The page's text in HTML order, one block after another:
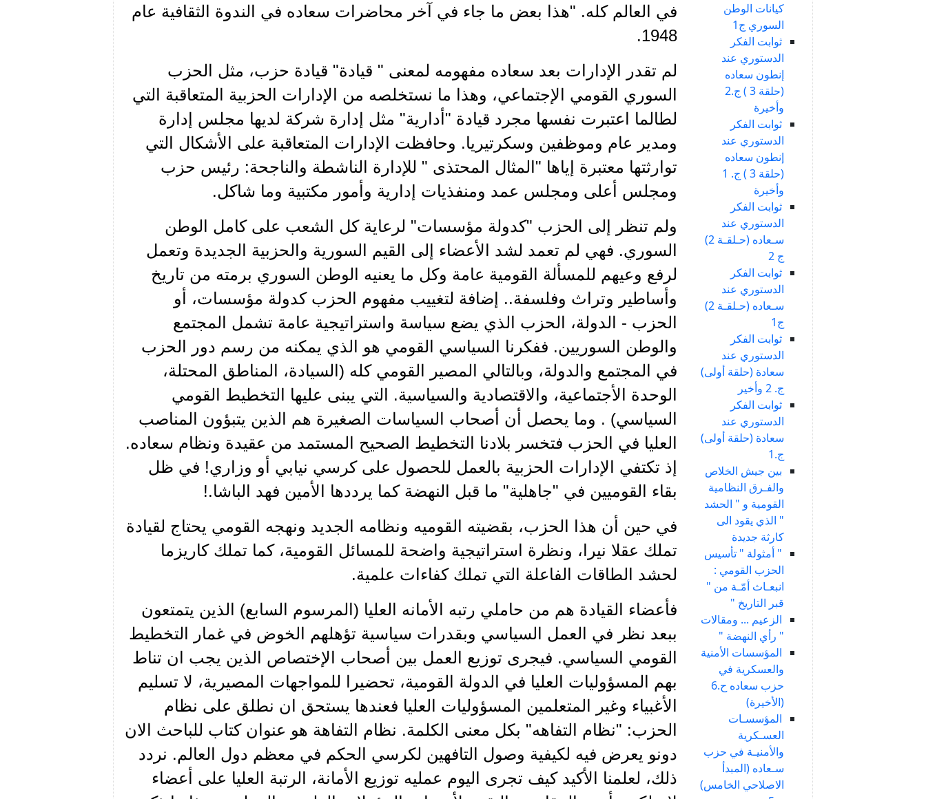
كيانات الوطن
السوري ج1
ثوابت الفكر
الدستوري عند
إنطون سعاده
(حلقة 3 ) ج.2
وأخيرة
ثوابت الفكر
الدستوري عند
إنطون سعاده
(حلقة 3 ) ج. 1
وأخيرة
ثوابت الفكر
الدستوري عند
سـعاده (حـلقـة 2)
ج 2
ثوابت الفكر
الدستوري عند
سـعاده (حـلقـة 2)
ج1
ثوابت الفكر
الدستوري عند
سعادة (حلقة أولى)
ج. 2 وأخير
ثوابت الفكر
الدستوري عند
سعادة (حلقة أولى)
ج.1
بين جيش الخلاص
والفـرق النظامية
القومية و " الحشد
" الذي يقود الى
كارثة جديدة
" أمثولة " تأسيس
الحزب القومي :
انبعـاث أمّـة من "
قبر التاريخ "
الزعيم ... ومقالات
" رأي النهضة "
المؤسسات الأمنية
والعسكرية في
حزب سعاده ح.6
(الأخيرة)
المؤسسـات
العسـكرية
والأمنيـة في حزب
سـعاده (المبدأ
الاصلاحي الخامس)
في العالم كله. "هذا بعض ما جاء في آخر محاضرات سعاده في الندوة الثقافية عام
1948.
لم تقدر الإدارات بعد سعاده مفهومه لمعنى " قيادة" قيادة حزب، مثل الحزب
السوري القومي الإجتماعي، وهذا ما نستخلصه من الإدارات الحزبية المتعاقبة التي
لطالما اعتبرت نفسها مجرد قيادة "أدارية" مثل إدارة شركة لديها مجلس إدارة
ومدير عام وموظفين وسكرتيريا. وحافظت الإدارات المتعاقبة على الأشكال التي
توارثتها معتبرة إياها "المثال المحتذى " للإدارة الناشطة والناجحة: رئيس حزب
ومجلس أعلى ومجلس عمد ومنفذيات إدارية وأمور مكتبية وما شاكل.
ولم تنظر إلى الحزب "كدولة مؤسسات" لرعاية كل الشعب على كامل الوطن
السوري. فهي لم تعمد لشد الأعضاء إلى القيم السورية والحزبية الجديدة وتعمل
لرفع وعيهم للمسألة القومية عامة وكل ما يعنيه الوطن السوري برمته من تاريخ
وأساطير وتراث وفلسفة.. إضافة لتغييب مفهوم الحزب كدولة مؤسسات، أو
الحزب - الدولة، الحزب الذي يضع سياسة واستراتيجية عامة تشمل المجتمع
والوطن السوريين. ففكرنا السياسي القومي هو الذي يمكنه من رسم دور الحزب
في المجتمع والدولة، وبالتالي المصير القومي كله (السيادة، المناطق المحتلة،
الوحدة الأجتماعية، والاقتصادية والسياسية. التي يبنى عليها التخطيط القومي
السياسي) . وما يحصل أن أصحاب السياسات الصغيرة هم الذين يتبؤون المناصب
العليا في الحزب فتخسر بلادنا التخطيط الصحيح المستمد من عقيدة ونظام سعاده.
إذ تكتفي الإدارات الحزبية بالعمل للحصول على كرسي نيابي أو وزاري! في ظل
بقاء القوميين في "جاهلية" ما قبل النهضة كما يرددها الأمين فهد الباشا.!
في حين أن هذا الحزب، بقضيته القوميه ونظامه الجديد ونهجه القومي يحتاج لقيادة
تملك عقلا نيرا، ونظرة استراتيجية واضحة للمسائل القومية، كما تملك كاريزما
لحشد الطاقات الفاعلة التي تملك كفاءات علمية.
فأعضاء القيادة هم من حاملي رتبه الأمانه العليا (المرسوم السابع) الذين يتمتعون
ببعد نظر في العمل السياسي وبقدرات سياسية تؤهلهم الخوض في غمار التخطيط
القومي السياسي. فيجرى توزيع العمل بين أصحاب الإختصاص الذين يجب ان تناط
بهم المسؤوليات العليا في الدولة القومية، تحضيرا للمواجهات المصيرية، لا تسليم
الأغبياء وغير المتعلمين المسؤوليات العليا فعندها يستحق ان نطلق على نظام
الحزب: "نظام التفاهه" بكل معنى الكلمة. نظام التفاهة هو عنوان كتاب للباحث الان
دونو يعرض فيه لكيفية وصول التافهين لكرسي الحكم في معظم دول العالم. نردد
ذلك، لعلمنا الأكيد كيف تجرى اليوم عمليه توزيع الأمانة، الرتبة العليا على أعضاء